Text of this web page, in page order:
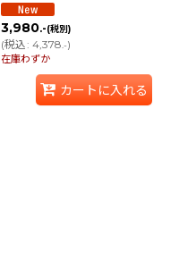
3,980.-(税別)
(税込: 4,378.-)
在庫わずか
カートに入れる